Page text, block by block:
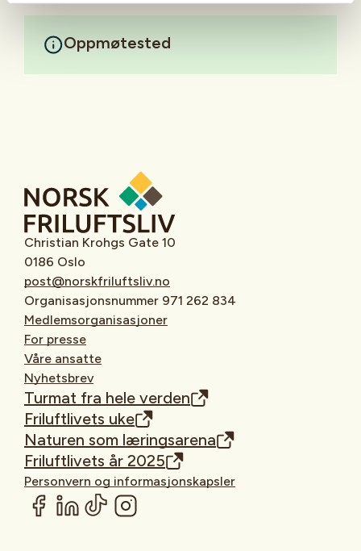
Oppmøtested
Christian Krohgs Gate 10
0186 Oslo
post@norskfriluftsliv.no
Organisasjonsnummer 971 262 834
Medlemsorganisasjoner
For presse
Våre ansatte
Nyhetsbrev
Turmat fra hele verden
Friluftlivets uke
Naturen som læringsarena
Friluftlivets år 2025
Personvern og informasjonskapsler